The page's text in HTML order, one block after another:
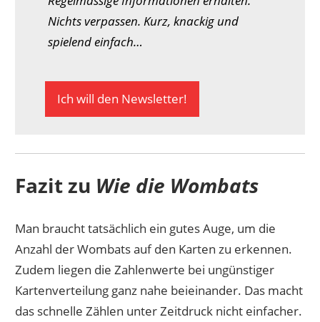
Nichts verpassen. Kurz, knackig und
spielend einfach…
Ich will den Newsletter!
Fazit zu Wie die Wombats
Man braucht tatsächlich ein gutes Auge, um die
Anzahl der Wombats auf den Karten zu erkennen.
Zudem liegen die Zahlenwerte bei ungünstiger
Kartenverteilung ganz nahe beieinander. Das macht
das schnelle Zählen unter Zeitdruck nicht einfacher.